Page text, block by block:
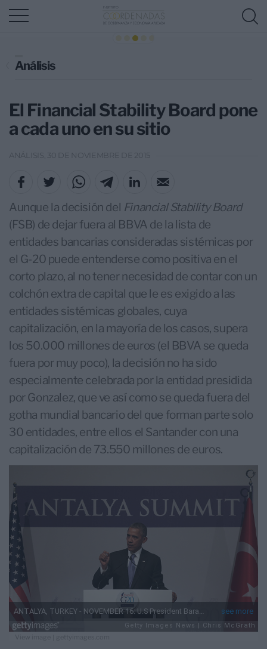
Análisis
El Financial Stability Board pone
a cada uno en su sitio
ANÁLISIS, 30 DE NOVIEMBRE DE 2015
Aunque la decisión del Financial Stability Board
(FSB) de dejar fuera al BBVA de la lista de
entidades bancarias consideradas sistémicas por
el G-20 puede entenderse como positiva en el
corto plazo, al no tener necesidad de contar con un
colchón extra de capital que le es exigido a las
entidades sistémicas globales, cuya
capitalización, en la mayoría de los casos, supera
los 50.000 millones de euros (el BBVA se queda
fuera por muy poco), la decisión no ha sido
especialmente celebrada por la entidad presidida
por Gonzalez, que ve así como se queda fuera del
gotha mundial bancario del que forman parte solo
30 entidades, entre ellos el Santander con una
capitalización de 73.550 millones de euros.